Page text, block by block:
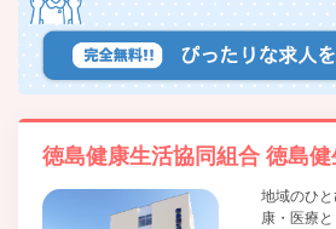
徳島健康生活協同組合 徳島
地域のひ
康・医療